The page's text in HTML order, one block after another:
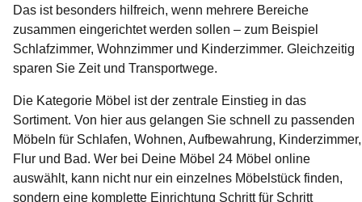
Das ist besonders hilfreich, wenn mehrere Bereiche
zusammen eingerichtet werden sollen – zum Beispiel
Schlafzimmer, Wohnzimmer und Kinderzimmer. Gleichzeitig
sparen Sie Zeit und Transportwege.
Die Kategorie Möbel ist der zentrale Einstieg in das
Sortiment. Von hier aus gelangen Sie schnell zu passenden
Möbeln für Schlafen, Wohnen, Aufbewahrung, Kinderzimmer,
Flur und Bad. Wer bei Deine Möbel 24 Möbel online
auswählt, kann nicht nur ein einzelnes Möbelstück finden,
sondern eine komplette Einrichtung Schritt für Schritt